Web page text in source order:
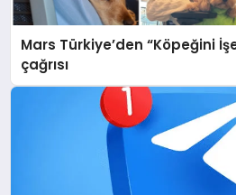
Mars Türkiye’den “Köpeğini
çağrısı